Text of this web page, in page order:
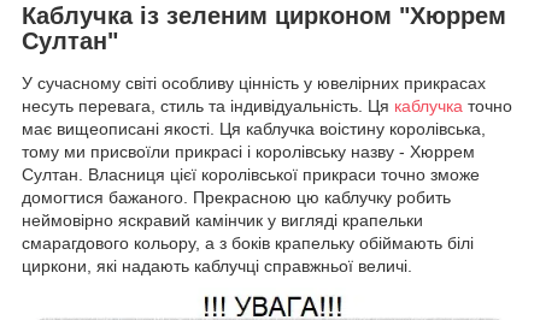
Каблучка із зеленим цирконом "Хюррем
Султан"
У сучасному світі особливу цінність у ювелірних прикрасах
несуть перевага, стиль та індивідуальність. Ця каблучка точно
має вищеописані якості. Ця каблучка воістину королівська,
тому ми присвоїли прикрасі і королівську назву - Хюррем
Султан. Власниця цієї королівської прикраси точно зможе
домогтися бажаного. Прекрасною цю каблучку робить
неймовірно яскравий камінчик у вигляді крапельки
смарагдового кольору, а з боків крапельку обіймають білі
циркони, які надають каблучці справжньої величі.